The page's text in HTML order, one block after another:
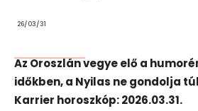
26/03/31
Az Oroszlán vegye elő a
időkben, a Nyilas ne gondolja
Karrier horoszkóp: 2026.03.31.